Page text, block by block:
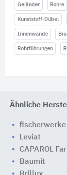
Geländer Rohre
Kunststoff-Dübel
Innenwände
Rohrführungen
Ähnliche
fischerwerke
Leviat
CAPAROL
Baumit